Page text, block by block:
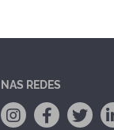
NAS REDES